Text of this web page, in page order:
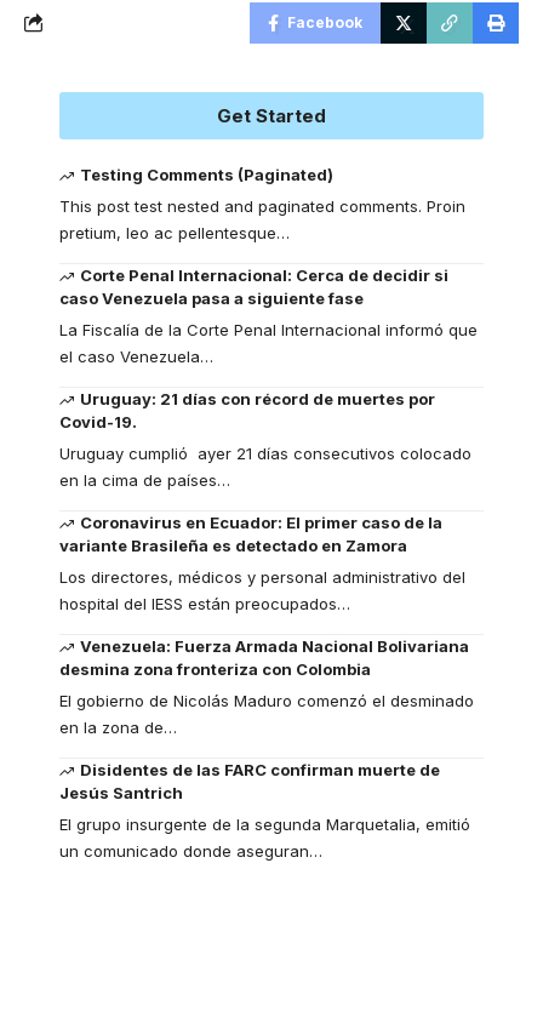
Facebook
Get Started
Testing Comments (Paginated)
This post test nested and paginated comments. Proin
pretium, leo ac pellentesque…
Corte Penal Internacional: Cerca de decidir si
caso Venezuela pasa a siguiente fase
La Fiscalía de la Corte Penal Internacional informó que
el caso Venezuela…
Uruguay: 21 días con récord de muertes por
Covid-19.
Uruguay cumplió ayer 21 días consecutivos colocado
en la cima de países…
Coronavirus en Ecuador: El primer caso de la
variante Brasileña es detectado en Zamora
Los directores, médicos y personal administrativo del
hospital del IESS están preocupados…
Venezuela: Fuerza Armada Nacional Bolivariana
desmina zona fronteriza con Colombia
El gobierno de Nicolás Maduro comenzó el desminado
en la zona de…
Disidentes de las FARC confirman muerte de
Jesús Santrich
El grupo insurgente de la segunda Marquetalia, emitió
un comunicado donde aseguran…